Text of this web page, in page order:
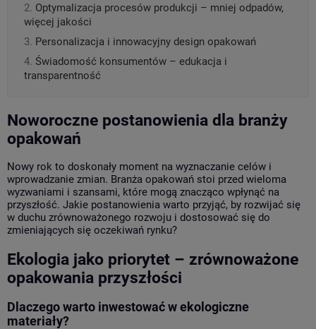
Optymalizacja procesów produkcji – mniej odpadów,
więcej jakości
Personalizacja i innowacyjny design opakowań
Świadomość konsumentów – edukacja i
transparentność
Noworoczne postanowienia dla branży
opakowań
Nowy rok to doskonały moment na wyznaczanie celów i
wprowadzanie zmian. Branża opakowań stoi przed wieloma
wyzwaniami i szansami, które mogą znacząco wpłynąć na
przyszłość. Jakie postanowienia warto przyjąć, by rozwijać się
w duchu zrównoważonego rozwoju i dostosować się do
zmieniających się oczekiwań rynku?
Ekologia jako priorytet – zrównoważone
opakowania przyszłości
Dlaczego warto inwestować w ekologiczne
materiały?